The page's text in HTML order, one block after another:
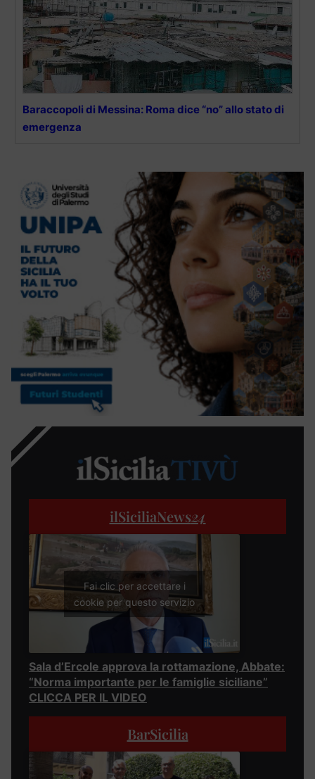
Baraccopoli di Messina: Roma dice “no” allo stato di
emergenza
ilSiciliaNews24
Fai clic per accettare i
cookie per questo servizio
Sala d’Ercole approva la rottamazione, Abbate:
“Norma importante per le famiglie siciliane”
CLICCA PER IL VIDEO
BarSicilia